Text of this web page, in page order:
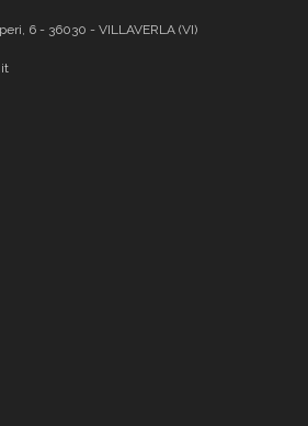
6 - 36030 - VILLAVERLA (VI)